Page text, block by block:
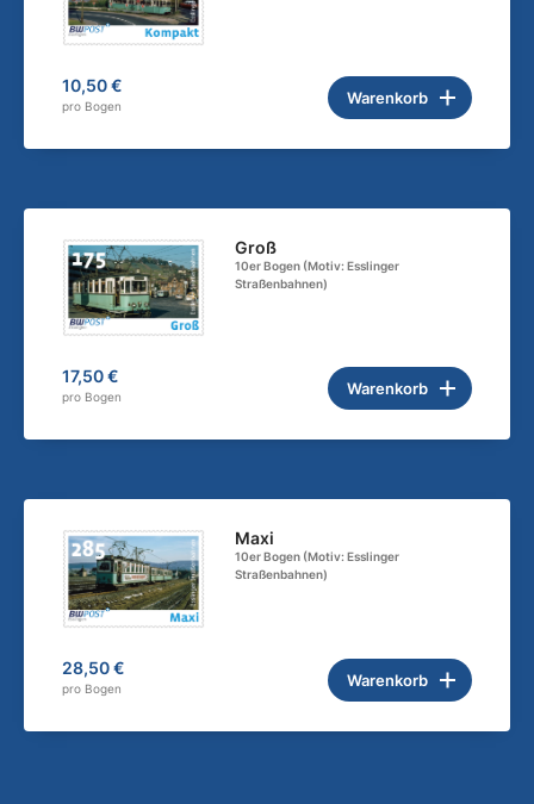
10,50 €
pro Bogen Warenkorb
Groß
10er Bogen (Motiv: Esslinger
Straßenbahnen)
17,50 €
pro Bogen Warenkorb
Maxi
10er Bogen (Motiv: Esslinger
Straßenbahnen)
28,50 €
pro Bogen Warenkorb